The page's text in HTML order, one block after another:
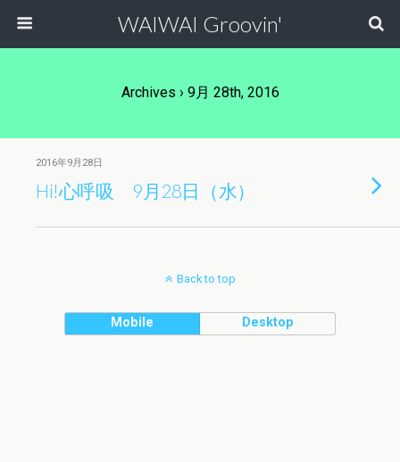
WAIWAI Groovin'
Archives › 9月 28th, 2016
2016年9月28日
Hi!心呼吸 9月28日（水）
Back to top
Mobile Desktop